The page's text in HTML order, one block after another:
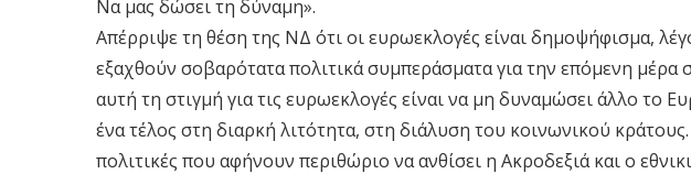
Να μας δώσει τη δύναμη».
Απέρριψε τη θέση της ΝΔ ότι οι ευρωεκλογές είναι δημοψήφισμα,
εξαχθούν σοβαρότατα πολιτικά συμπεράσματα για την επόμενη μέρα
αυτή τη στιγμή για τις ευρωεκλογές είναι να μη δυναμώσει άλλο το
ένα τέλος στη διαρκή λιτότητα, στη διάλυση του κοινωνικού
πολιτικές που αφήνουν περιθώριο να ανθίσει η Ακροδεξιά και ο